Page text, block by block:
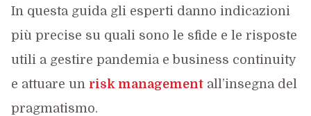
In questa guida gli esperti danno indicazioni
più precise su quali sono le sfide e le risposte
utili a gestire pandemia e business continuity
e attuare un risk managementall’insegna del
pragmatismo.